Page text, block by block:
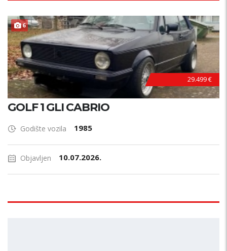
6
29.499 €
GOLF 1 GLI CABRIO
Godište vozila 1985
Objavljen 10.07.2026.